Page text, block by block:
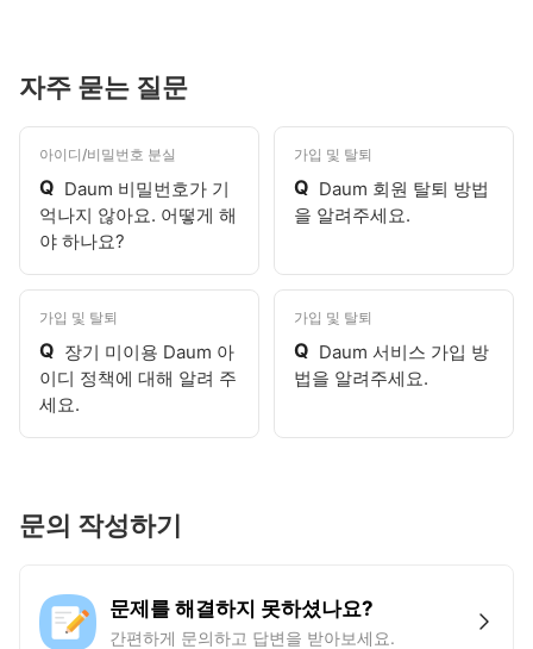
자주 묻는 질문
아이디/비밀번호 분실
Q Daum 비밀번호가 기
억나지 않아요. 어떻게 해
야 하나요?
가입 및 탈퇴
Q Daum 회원 탈퇴 방법
을 알려주세요.
가입 및 탈퇴
Q 장기 미이용 Daum 아
이디 정책에 대해 알려 주
세요.
가입 및 탈퇴
Q Daum 서비스 가입 방
법을 알려주세요.
문의 작성하기
문제를 해결하지 못하셨나요?
간편하게 문의하고 답변을 받아보세요.